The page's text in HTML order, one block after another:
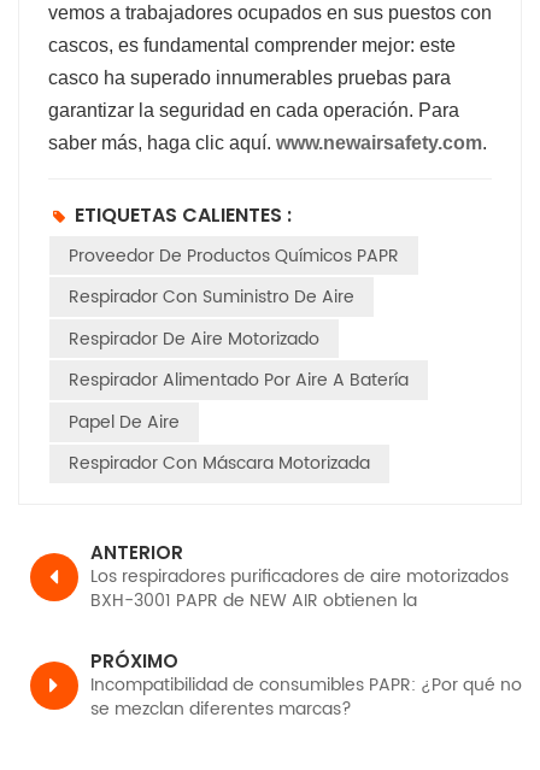
vemos a trabajadores ocupados en sus puestos con
cascos, es fundamental comprender mejor: este
casco ha superado innumerables pruebas para
garantizar la seguridad en cada operación. Para
saber más, haga clic aquí. www.newairsafety.com.
ETIQUETAS CALIENTES :
Proveedor De Productos Químicos PAPR
Respirador Con Suministro De Aire
Respirador De Aire Motorizado
Respirador Alimentado Por Aire A Batería
Papel De Aire
Respirador Con Máscara Motorizada
ANTERIOR
Los respiradores purificadores de aire motorizados
BXH-3001 PAPR de NEW AIR obtienen la
PRÓXIMO
Incompatibilidad de consumibles PAPR: ¿Por qué no
se mezclan diferentes marcas?